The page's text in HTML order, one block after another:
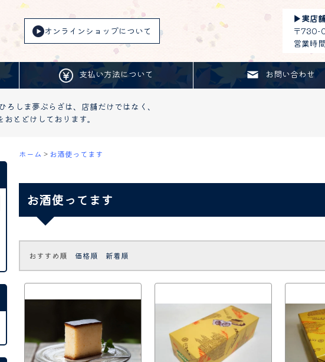
オンラインショップについて
▶︎実店
〒730-
営業時
支払い方法について お問い合わせ
しま夢ぷらざは、店舗だけではなく、
とどけしております。
ホーム > お酒使ってます
お酒使ってます
おすすめ順 価格順 新着順